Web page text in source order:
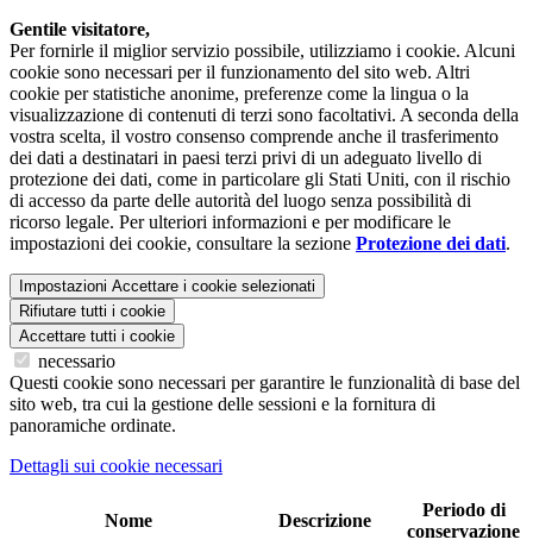
Gentile visitatore,
Per fornirle il miglior servizio possibile, utilizziamo i cookie. Alcuni
cookie sono necessari per il funzionamento del sito web. Altri
cookie per statistiche anonime, preferenze come la lingua o la
visualizzazione di contenuti di terzi sono facoltativi. A seconda della
vostra scelta, il vostro consenso comprende anche il trasferimento
dei dati a destinatari in paesi terzi privi di un adeguato livello di
protezione dei dati, come in particolare gli Stati Uniti, con il rischio
di accesso da parte delle autorità del luogo senza possibilità di
ricorso legale. Per ulteriori informazioni e per modificare le
impostazioni dei cookie, consultare la sezione Protezione dei dati.
Impostazioni Accettare i cookie selezionati
Rifiutare tutti i cookie
Accettare tutti i cookie
necessario
Questi cookie sono necessari per garantire le funzionalità di base del
sito web, tra cui la gestione delle sessioni e la fornitura di
panoramiche ordinate.
Dettagli sui cookie necessari
Nome Descrizione
Periodo di
conservazione